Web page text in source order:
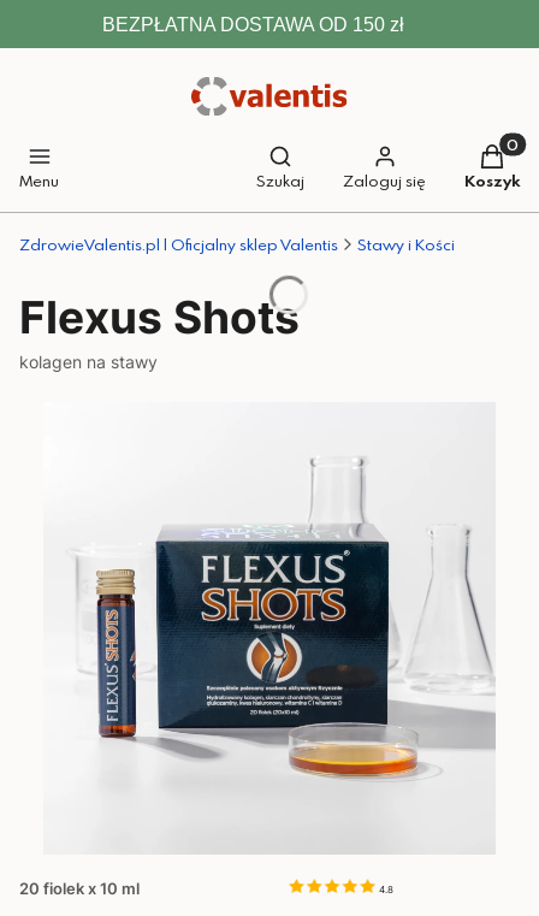
BEZPŁATNA DOSTAWA OD 150 zł
Menu
Otwórz wyszukiwarkę
Szukaj Zaloguj się Koszyk
ZdrowieValentis.pl | Oficjalny sklep Valentis Stawy i Kości
Flexus Shots
kolagen na stawy
20 fiolek x 10 ml 4.8